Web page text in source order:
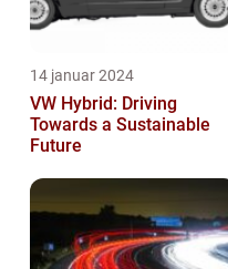
14 januar 2024
VW Hybrid: Driving
Towards a Sustainable
Future